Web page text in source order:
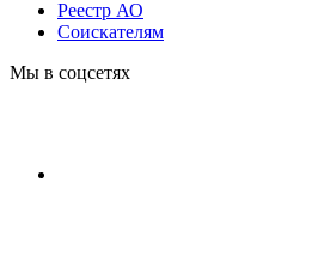
Реестр АО
Соискателям
Мы в соцсетях